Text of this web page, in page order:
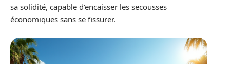
sa solidité, capable d’encaisser les secousses
économiques sans se fissurer.